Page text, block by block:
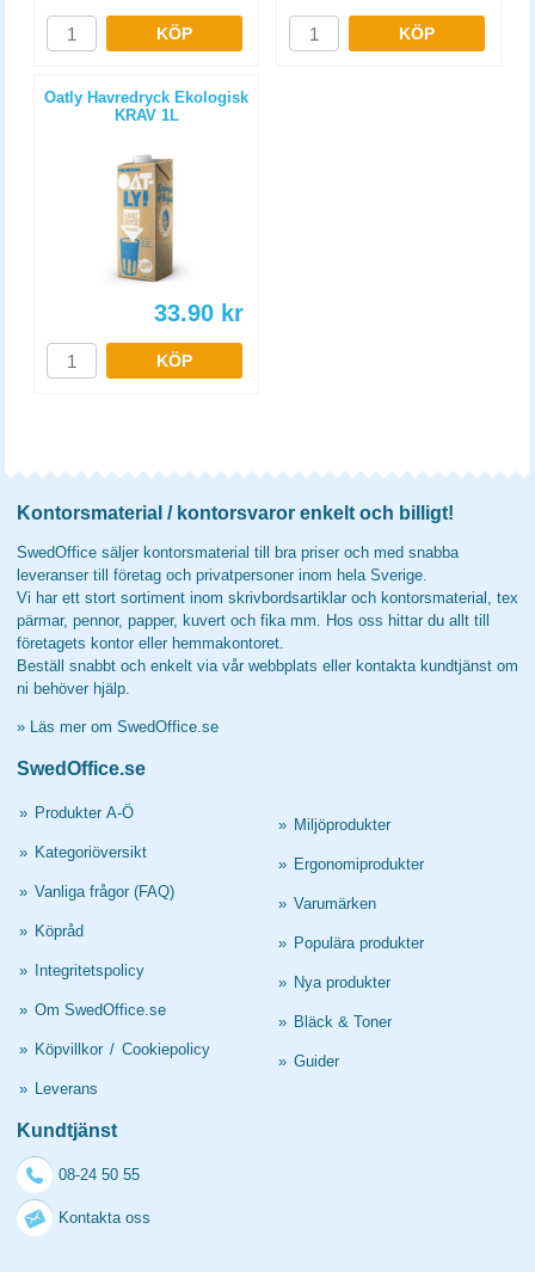
KÖP KÖP
Oatly Havredryck Ekologisk
KRAV 1L
33.90 kr
KÖP
Kontorsmaterial / kontorsvaror enkelt och billigt!
SwedOffice säljer kontorsmaterial till bra priser och med snabba
leveranser till företag och privatpersoner inom hela Sverige.
Vi har ett stort sortiment inom skrivbordsartiklar och kontorsmaterial, tex
pärmar, pennor, papper, kuvert och fika mm. Hos oss hittar du allt till
företagets kontor eller hemmakontoret.
Beställ snabbt och enkelt via vår webbplats eller kontakta kundtjänst om
ni behöver hjälp.
» Läs mer om SwedOffice.se
SwedOffice.se
» Produkter A-Ö
» Kategoriöversikt
» Vanliga frågor (FAQ)
» Köpråd
» Integritetspolicy
» Om SwedOffice.se
» Köpvillkor / Cookiepolicy
» Leverans
» Miljöprodukter
» Ergonomiprodukter
» Varumärken
» Populära produkter
» Nya produkter
» Bläck & Toner
» Guider
Kundtjänst
08-24 50 55
Kontakta oss